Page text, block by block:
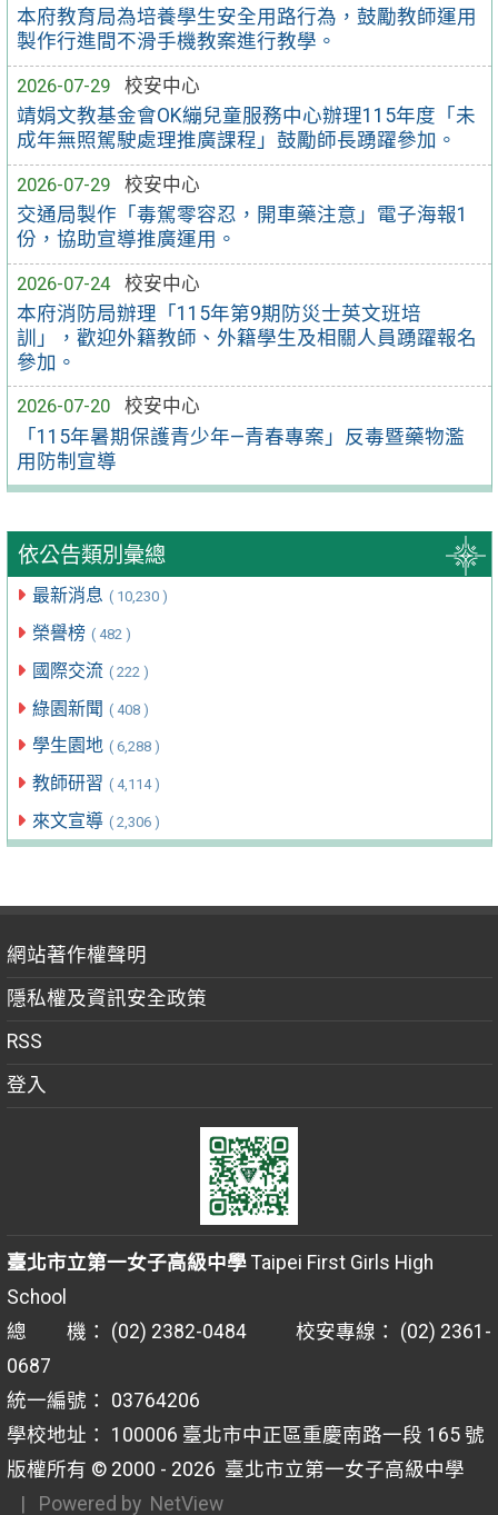
本府教育局為培養學生安全用路行為，鼓勵教師運用
製作行進間不滑手機教案進行教學。
2026-07-29
校安中心
靖娟文教基金會OK繃兒童服務中心辦理115年度「未
成年無照駕駛處理推廣課程」鼓勵師長踴躍參加。
2026-07-29
校安中心
交通局製作「毒駕零容忍，開車藥注意」電子海報1
份，協助宣導推廣運用。
2026-07-24
校安中心
本府消防局辦理「115年第9期防災士英文班培
訓」，歡迎外籍教師、外籍學生及相關人員踴躍報名
參加。
2026-07-20
校安中心
「115年暑期保護青少年—青春專案」反毒暨藥物濫
用防制宣導
依公告類別彙總
最新消息 ( 10,230 )
榮譽榜 ( 482 )
國際交流 ( 222 )
綠園新聞 ( 408 )
學生園地 ( 6,288 )
教師研習 ( 4,114 )
來文宣導 ( 2,306 )
網站著作權聲明
隱私權及資訊安全政策
RSS
登入
臺北市立第一女子高級中學Taipei First Girls High
School
總 機： (02) 2382-0484 校安專線： (02) 2361-
0687
統一編號： 03764206
學校地址： 100006 臺北市中正區重慶南路一段 165 號
版權所有 © 2000 - 2026 臺北市立第一女子高級中學
| Powered by NetView